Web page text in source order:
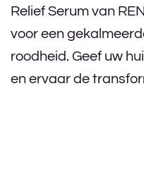
Relief Serum van
voor een
roodheid. Geef uw
en ervaar de